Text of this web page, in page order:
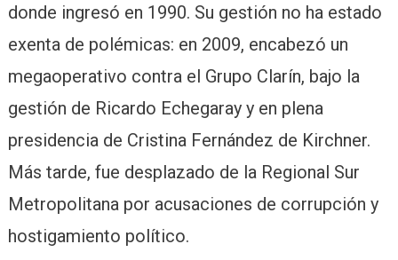
donde ingresó en 1990. Su gestión no ha estado
exenta de polémicas: en 2009, encabezó un
megaoperativo contra el Grupo Clarín, bajo la
gestión de Ricardo Echegaray y en plena
presidencia de Cristina Fernández de Kirchner.
Más tarde, fue desplazado de la Regional Sur
Metropolitana por acusaciones de corrupción y
hostigamiento político.